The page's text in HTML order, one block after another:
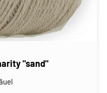
"sand"